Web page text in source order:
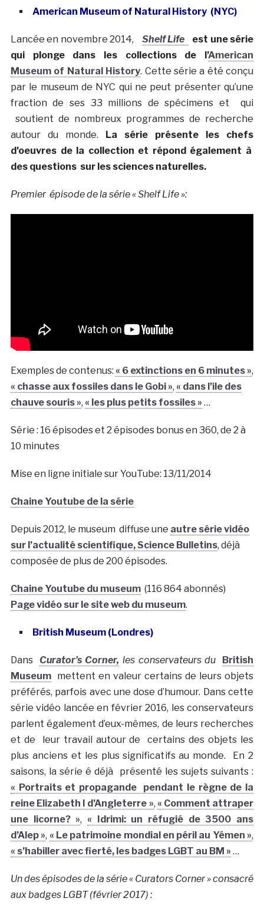
American Museum of Natural History (NYC)
Lancée en novembre 2014, Shelf Life
est une série
qui plonge dans les collections de l’American
Museum of Natural History. Cette série a été conçu
par le museum de NYC qui ne peut présenter qu’une
fraction de ses 33 millions de spécimens et qui
soutient de nombreux programmes de recherche
autour du monde.
La série présente les chefs
d’oeuvres de la collection et répond également à
des questions sur les sciences naturelles.
Premier épisode de la série « Shelf Life »:
Exemples de contenus: « 6 extinctions en 6 minutes »,
« chasse aux fossiles dans le Gobi », « dans l’ile des
chauve souris », « les plus petits fossiles » …
Série : 16 épisodes et 2 épisodes bonus en 360, de 2 à
10 minutes
Mise en ligne initiale sur YouTube: 13/11/2014
Chaine Youtube de la série
Depuis 2012, le museum diffuse une autre série vidéo
sur l’actualité scientifique, Science Bulletins, déjà
composée de plus de 200 épisodes.
Chaine Youtube du museum(116 864 abonnés)
Page vidéo sur le site web du museum.
British Museum (Londres)
Dans Curator’s Corner, les conservateurs du
British
Museummettent en valeur certains de leurs objets
préférés, parfois avec une dose d’humour. Dans cette
série vidéo lancée en février 2016, les conservateurs
parlent également d’eux-mêmes, de leurs recherches
et de leur travail autour de certains des objets les
plus anciens et les plus significatifs au monde. En 2
saisons, la série é déjà présenté les sujets suivants :
« Portraits et propagande pendant le règne de la
reine Elizabeth I d’Angleterre », « Comment attraper
une licorne? », « Idrimi: un réfugié de 3500 ans
d’Alep », « Le patrimoine mondial en péril au Yémen »,
« s’habiller avec fierté, les badges LGBT au BM » …
Un des épisodes de la série « Curators Corner » consacré
aux badges LGBT (février 2017) :